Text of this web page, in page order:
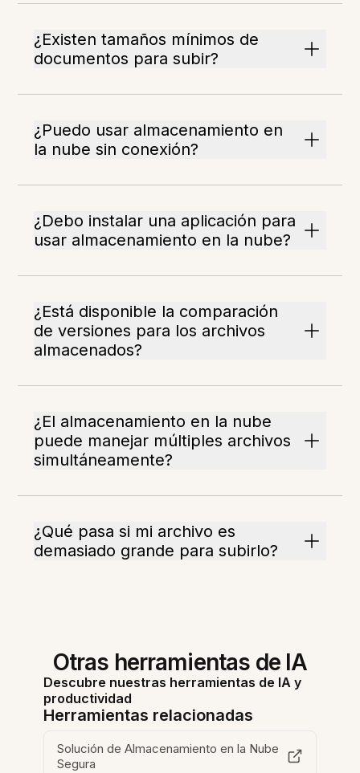
¿Existen tamaños mínimos de
documentos para subir?
¿Puedo usar almacenamiento en
la nube sin conexión?
¿Debo instalar una aplicación para
usar almacenamiento en la nube?
¿Está disponible la comparación
de versiones para los archivos
almacenados?
¿El almacenamiento en la nube
puede manejar múltiples archivos
simultáneamente?
¿Qué pasa si mi archivo es
demasiado grande para subirlo?
Otras herramientas de IA
Descubre nuestras herramientas de IA y
productividad
Herramientas relacionadas
Solución de Almacenamiento en la Nube
Segura